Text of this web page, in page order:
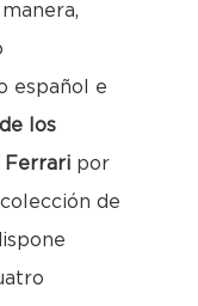
español e
los
Ferrari por
de